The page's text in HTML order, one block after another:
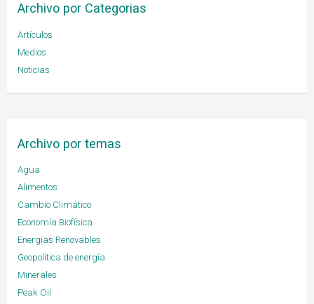
Archivo por Categorias
Artículos
Medios
Noticias
Archivo por temas
Agua
Alimentos
Cambio Climático
Economía Biofísica
Energias Renovables
Geopolítica de energía
Minerales
Peak Oil